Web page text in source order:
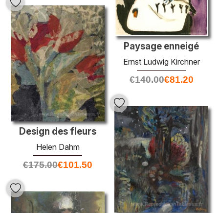
Paysage enneigé
Ernst Ludwig Kirchner
€140.00€81.20
Design des fleurs
Helen Dahm
€175.00€101.50